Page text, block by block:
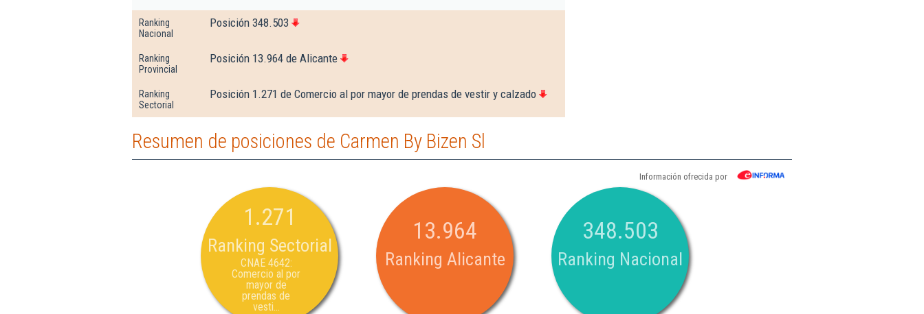
Ranking
Nacional
Posición 348.503
Ranking
Provincial
Posición 13.964 de Alicante
Ranking
Sectorial
Posición 1.271 de Comercio al por mayor de prendas de vestir y calzado
Resumen de posiciones de Carmen By Bizen Sl
Información ofrecida por
1.271
Ranking Sectorial
CNAE 4642:
Comercio al por
mayor de
prendas de
vesti...
13.964
Ranking Alicante
348.503
Ranking Nacional